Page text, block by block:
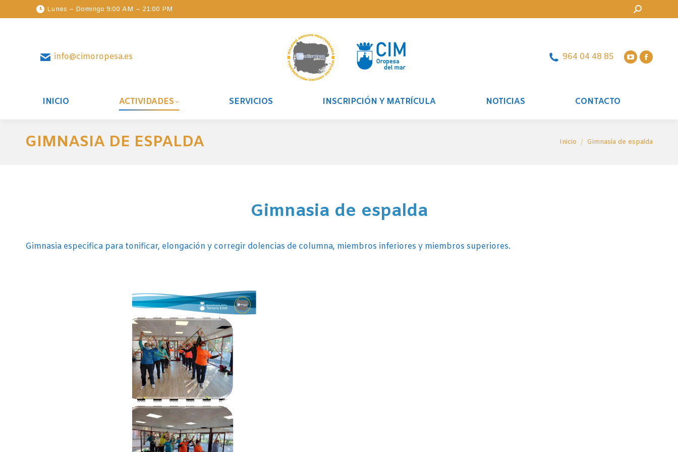
Lunes – Domingo 9:00 AM – 21:00 PM Buscar:
info@cimoropesa.es 964 04 48 85
INICIO ACTIVIDADES SERVICIOS INSCRIPCIÓN Y MATRÍCULA NOTICIAS CONTACTO
GIMNASIA DE ESPALDA Estás aquí:
Inicio Gimnasia de espalda
Gimnasia de espalda
Gimnasia especifica para tonificar, elongación y corregir dolencias de columna, miembros inferiores y miembros superiores.